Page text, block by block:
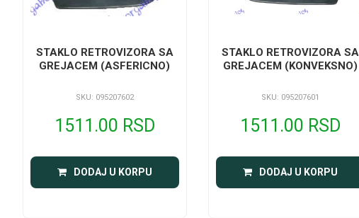
STAKLO RETROVIZORA SA
GREJACEM (ASFERICNO)
SKU: 095207602
1511.00 RSD
DODAJ U KORPU
STAKLO RETROVIZORA SA
GREJACEM (KONVEKSNO)
SKU: 095207601
1511.00 RSD
DODAJ U KORPU